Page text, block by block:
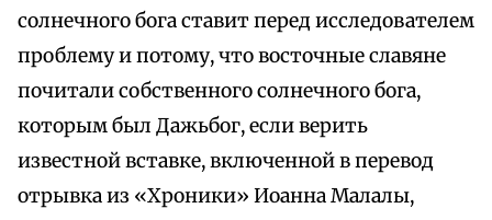
солнечного бога ставит перед исследователем
проблему и потому, что восточные славяне
почитали собственного солнечного бога,
которым был Дажьбог, если верить
известной вставке, включенной в перевод
отрывка из «Хроники» Иоанна Малалы,